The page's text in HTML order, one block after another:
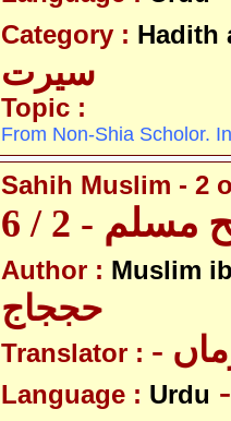
Category : Hadith
سیرت
Topic :
From Non-Shia Scholor.
Sahih Muslim - 2
- 2 / 6
Author : Muslim
حججاج
Translator :
Language : Urdu